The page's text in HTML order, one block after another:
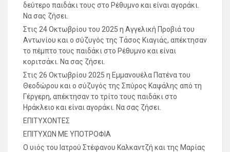
δεύτερο παιδάκι τους στο Ρέθυμνο και είναι αγοράκι.
Να σας ζήσει.
Στις 24 Οκτωβρίου του 2025 η Αγγελική Προβιά του
Αντωνίου και ο σύζυγός της Τάσος Κιαγιάς, απέκτησαν
το πέμπτο τους παιδάκι στο Ρέθυμνο και είναι
κοριτσάκι. Να σας ζήσει.
Στις 26 Οκτωβρίου 2025 η Εμμανουέλα Πατένα του
Θεοδώρου και ο σύζυγός της Σπύρος Καψάλης από τη
Γέργερη, απέκτησαν το τρίτο τους παιδάκι στο
Ηράκλειο και είναι αγοράκι. Να σας ζήσει.
ΕΠΙΤΥΧΟΝΤΕΣ
ΕΠΙΤΥΧΩΝ ΜΕ ΥΠΟΤΡΟΦΙΑ
Ο υιός του Ιατρού Στέφανου Καλκαντζή και της Μαρίας